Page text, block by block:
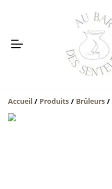
Accueil / Produits / Brûleurs /